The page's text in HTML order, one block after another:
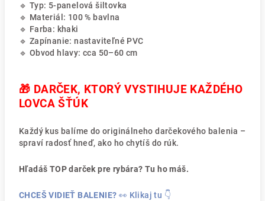
🔹 Typ: 5-panelová šiltovka
🔹 Materiál: 100 % bavlna
🔹 Farba: khaki
🔹 Zapínanie: nastaviteľné PVC
🔹 Obvod hlavy: cca 50–60 cm
🎁 DARČEK, KTORÝ VYSTIHUJE KAŽDÉHO
LOVCA ŠŤÚK
Každý kus balíme do originálneho darčekového balenia –
spraví radosť hneď, ako ho chytíš do rúk.
Hľadáš TOP darček pre rybára? Tu ho máš.
CHCEŠ VIDIEŤ BALENIE? 👀 Klikaj tu 👇